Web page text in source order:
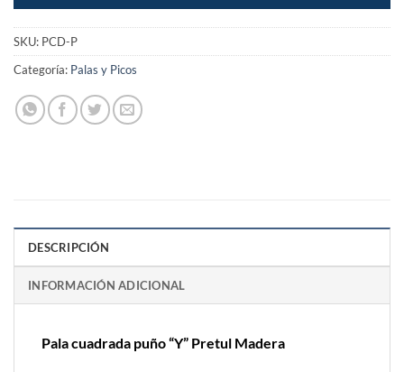
SKU: PCD-P
Categoría: Palas y Picos
DESCRIPCIÓN
INFORMACIÓN ADICIONAL
Pala cuadrada puño “Y” Pretul Madera